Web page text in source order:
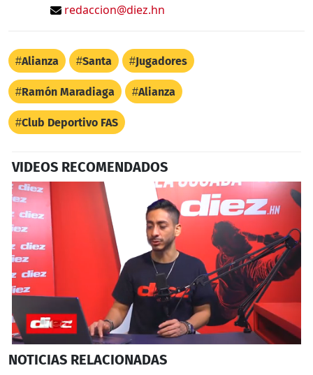
redaccion@diez.hn
Alianza Santa Jugadores
Ramón Maradiaga Alianza
Club Deportivo FAS
VIDEOS RECOMENDADOS
seconds
NOTICIAS RELACIONADAS